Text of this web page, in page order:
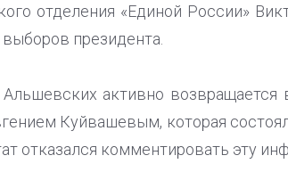
отделения «Единой России»
президента.
активно
Куйвашевым, которая
отказался комментировать эту